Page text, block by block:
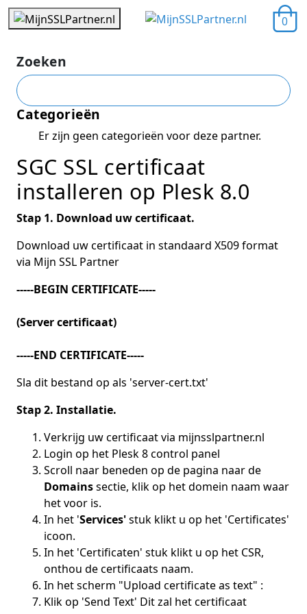
0
Zoeken
Categorieën
Er zijn geen categorieën voor deze partner.
SGC SSL certificaat
installeren op Plesk 8.0
Stap 1. Download uw certificaat.
Download uw certificaat in standaard X509 format
via Mijn SSL Partner
-----BEGIN CERTIFICATE-----
(Server certificaat)
-----END CERTIFICATE-----
Sla dit bestand op als 'server-cert.txt'
Stap 2. Installatie.
Verkrijg uw certificaat via mijnsslpartner.nl
Login op het Plesk 8 control panel
Scroll naar beneden op de pagina naar de
Domainssectie, klik op het domein naam waar
het voor is.
In het 'Services'stuk klikt u op het 'Certificates'
icoon.
In het 'Certificaten' stuk klikt u op het CSR,
onthou de certificaats naam.
In het scherm "Upload certificate as text" :
Klik op 'Send Text' Dit zal het certificaat